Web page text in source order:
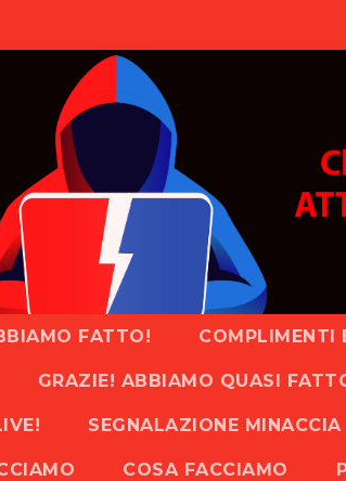
FATTO! COMPLIMENTI
GRAZIE! ABBIAMO QUASI
SEGNALAZIONE MINACCIA
COSA FACCIAMO